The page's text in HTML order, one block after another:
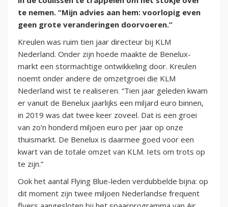
te nemen. “Mijn advies aan hem: voorlopig even
geen grote veranderingen doorvoeren.”
Kreulen was ruim tien jaar directeur bij KLM
Nederland. Onder zijn hoede maakte de Benelux-
markt een stormachtige ontwikkeling door. Kreulen
noemt onder andere de omzetgroei die KLM
Nederland wist te realiseren. “Tien jaar geleden kwam
er vanuit de Benelux jaarlijks een miljard euro binnen,
in 2019 was dat twee keer zoveel. Dat is een groei
van zo’n honderd miljoen euro per jaar op onze
thuismarkt. De Benelux is daarmee goed voor een
kwart van de totale omzet van KLM. Iets om trots op
te zijn.”
Ook het aantal Flying Blue-leden verdubbelde bijna: op
dit moment zijn twee miljoen Nederlandse frequent